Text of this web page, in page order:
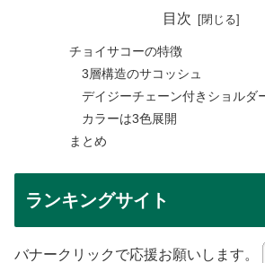
目次
チョイサコーの特徴
3層構造のサコッシュ
デイジーチェーン付きショルダ
カラーは3色展開
まとめ
ランキングサイト
バナークリックで応援お願いします。